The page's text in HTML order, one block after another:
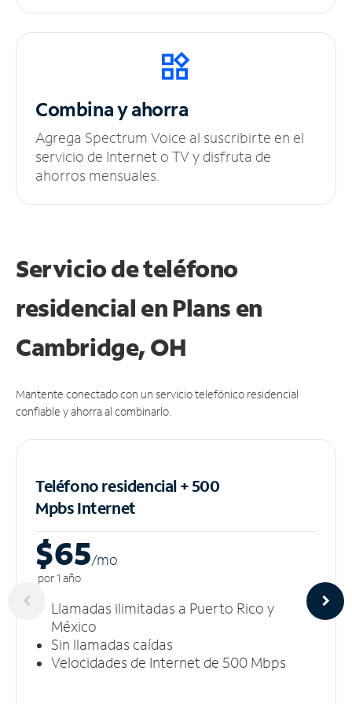
Combina y ahorra
Agrega Spectrum Voice al suscribirte en el
servicio de Internet o TV y disfruta de
ahorros mensuales.
Servicio de teléfono
residencial en Plans en
Cambridge, OH
Mantente conectado con un servicio telefónico residencial
confiable y ahorra al combinarlo.
Teléfono residencial + 500
MpbsInternet
$65/mo
por 1 año
Llamadas ilimitadas a Puerto Rico y
México
Sin llamadas caídas
Velocidades de Internet de 500 Mbps